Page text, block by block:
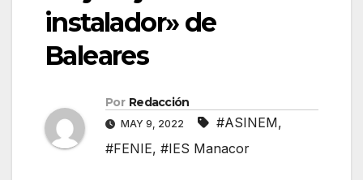
instalador» de
Baleares
Por Redacción
MAY 9, 2022 #ASINEM,
#FENIE, #IES Manacor